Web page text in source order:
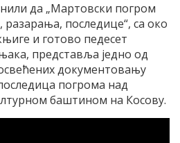
да „Мартовски погром
разарања, последице“, са око
и готово педесет
представља једно од
документовању
погрома над
баштином на Косову.